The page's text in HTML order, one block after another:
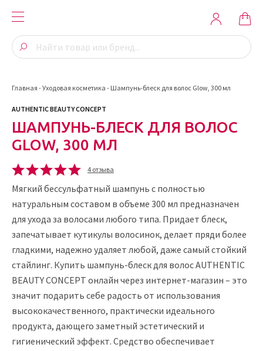
Главная -Уходовая косметика - Шампунь-блеск для волос Glow, 300 мл
AUTHENTIC BEAUTY CONCEPT
ШАМПУНЬ-БЛЕСК ДЛЯ ВОЛОС
GLOW, 300 МЛ
4 отзыва
Мягкий бессульфатный шампунь с полностью
натуральным составом в объеме 300 мл предназначен
для ухода за волосами любого типа. Придает блеск,
запечатывает кутикулы волосинок, делает пряди более
гладкими, надежно удаляет любой, даже самый стойкий
стайлинг. Купить шампунь-блеск для волос AUTHENTIC
BEAUTY CONCEPT онлайн через интернет-магазин – это
значит подарить себе радость от использования
высококачественного, практически идеального
продукта, дающего заметный эстетический и
гигиенический эффект. Средство обеспечивает